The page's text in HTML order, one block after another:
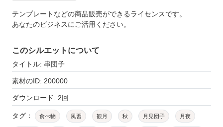
テンプレートなどの商品販売ができるライセンスです。
あなたのビジネスにご活用ください。
このシルエットについて
タイトル: 串団子
素材のID: 200000
ダウンロード: 2回
タグ： 食べ物 風習 観月 秋 月見団子 月夜